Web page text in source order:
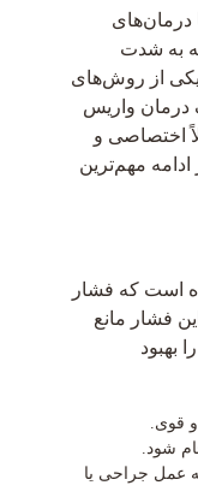
درمان‌های
به شدت
یکی از روش‌های
درمان واریس
اختصاصی و
ادامه مهم‌ترین
است که فشار
فشار مانع
بهبود
قوی.
شود.
عمل جراحی یا